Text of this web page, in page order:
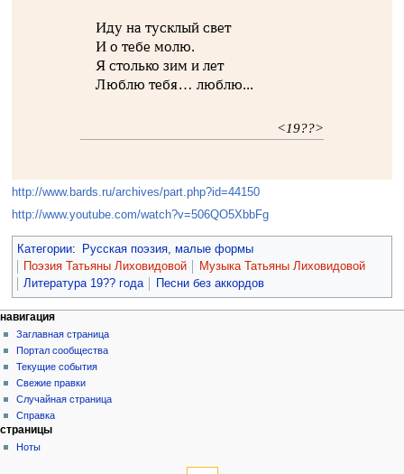
Иду на тусклый свет
И о тебе молю.
Я столько зим и лет
Люблю тебя… люблю...
<19??>
http://www.bards.ru/archives/part.php?id=44150
http://www.youtube.com/watch?v=506QO5XbbFg
Категории:
Русская поэзия, малые формы
Поэзия Татьяны Лиховидовой
Музыка Татьяны Лиховидовой
Литература 19?? года
Песни без аккордов
навигация
Заглавная страница
Портал сообщества
Текущие события
Свежие правки
Случайная страница
Справка
страницы
Ноты